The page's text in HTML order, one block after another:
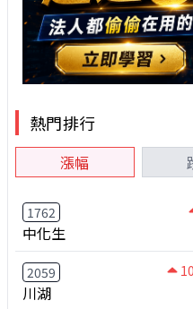
熱門排行
漲幅
1762
中化生
2059
川湖